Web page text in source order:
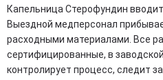
Капельница Стерофундин
Выездной медперсонал
расходными материалами. Все
сертифицированные, в
контролирует процесс, следит